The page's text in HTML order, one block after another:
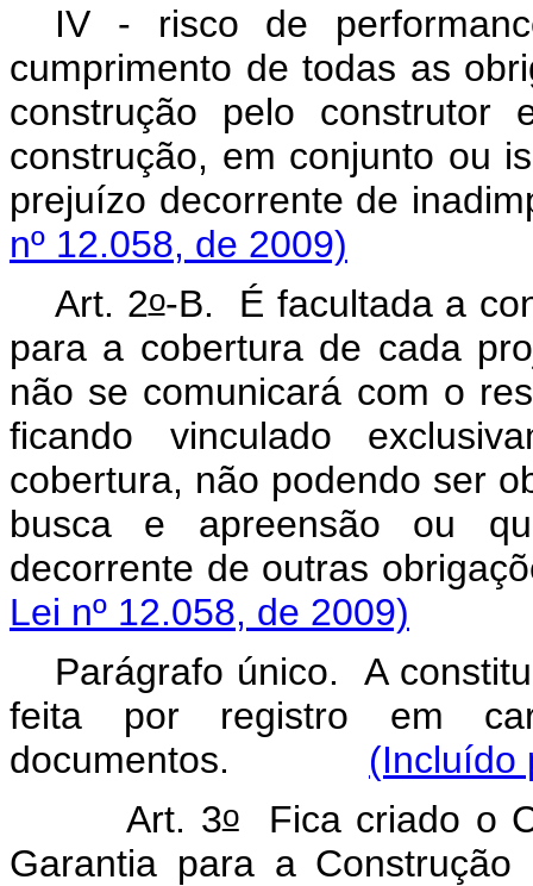
IV - risco de
cumprimento de todas as
construção pelo
construção, em conjunto ou
prejuízo decorrente de
nº 12.058, de 2009)
Art. 2o-B. É facultada a
para a cobertura de cada
não se comunicará com o
ficando vinculado
cobertura, não podendo ser
busca e apreensão ou
decorrente de outras
Lei nº 12.058, de 2009)
Parágrafo único. A
feita por registro em
documentos. (Incluído
Art. 3oFica criado o
Garantia para a